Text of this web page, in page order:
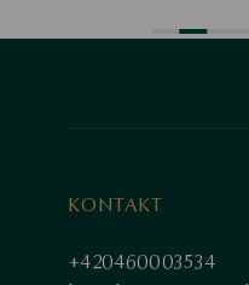
KONTAKT
+420460003534